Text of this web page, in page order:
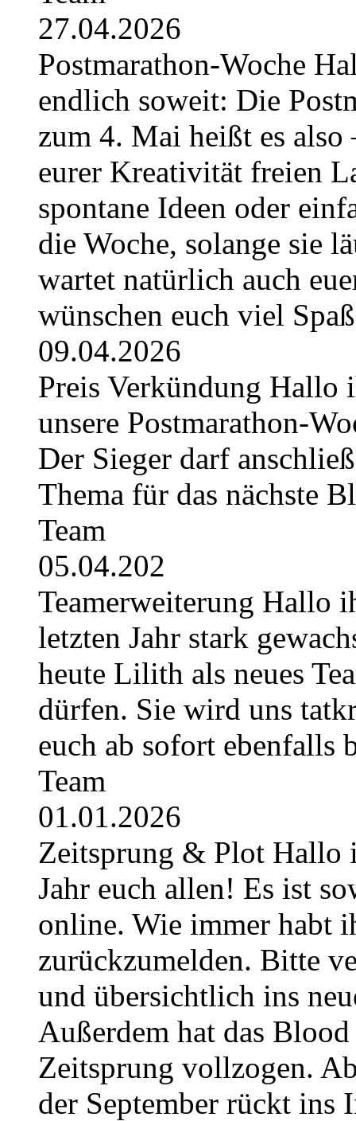
27.04.2026
Postmarathon-Woche
endlich soweit: Die
zum 4. Mai heißt es also
eurer Kreativität freien
spontane Ideen oder
die Woche, solange sie
wartet natürlich auch
wünschen euch viel
09.04.2026
Preis Verkündung Hallo
unsere Postmarathon-
Der Sieger darf
Thema für das nächste
Team
05.04.202
Teamerweiterung Hallo
letzten Jahr stark
heute Lilith als neues
dürfen. Sie wird uns
euch ab sofort ebenfalls
Team
01.01.2026
Zeitsprung & Plot Hallo
Jahr euch allen! Es ist
online. Wie immer habt
zurückzumelden. Bitte
und übersichtlich ins
Außerdem hat das
Zeitsprung vollzogen.
der September rückt ins